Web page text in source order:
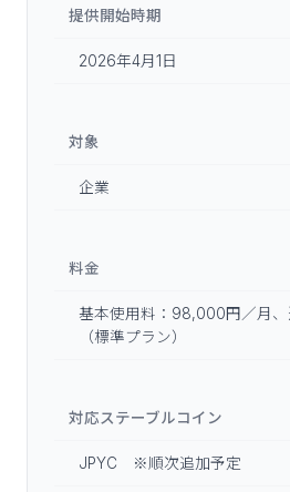
提供開始時期
2026年4月1日
対象
企業
料金
基本使用料：98,000円／月
（標準プラン）
対応ステーブルコイン
JPYC ※順次追加予定